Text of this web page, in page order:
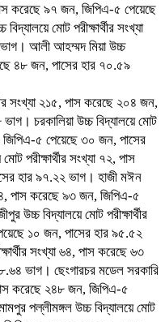
করেছে ৯৭ জন, জিপিএ-৫ পেয়েছে
মোট পরীক্ষার্থীর সংখ্যা
আলী আহম্মদ মিয়া উচ্চ
৪৮ জন, পাসের হার ৭০.৫৯
সংখ্যা ২১৫, পাস করেছে ২০৪ জন,
চরকালিয়া উচ্চ বিদ্যালয়ে মোট
জিপিএ-৫ পেয়েছে ৩০ জন, পাসের
পরীক্ষার্থীর সংখ্যা ৭২, পাস
হার ৯৭.২২ ভাগ। হাজী মঈন
৯৪, পাস করেছে ৯৩ জন, জিপিএ-৫
উচ্চ বিদ্যালয়ে মোট পরীক্ষার্থীর
১০ জন, পাসের হার ৯৫.৫২
সংখ্যা ৬৪, পাস করেছে ৬৩
ভাগ। ছেংগারচর মডেল সরকারি
পাস করেছে ২৪৮ জন, জিপিএ-৫
পল্লীমঙ্গল উচ্চ বিদ্যালয়ে মোট